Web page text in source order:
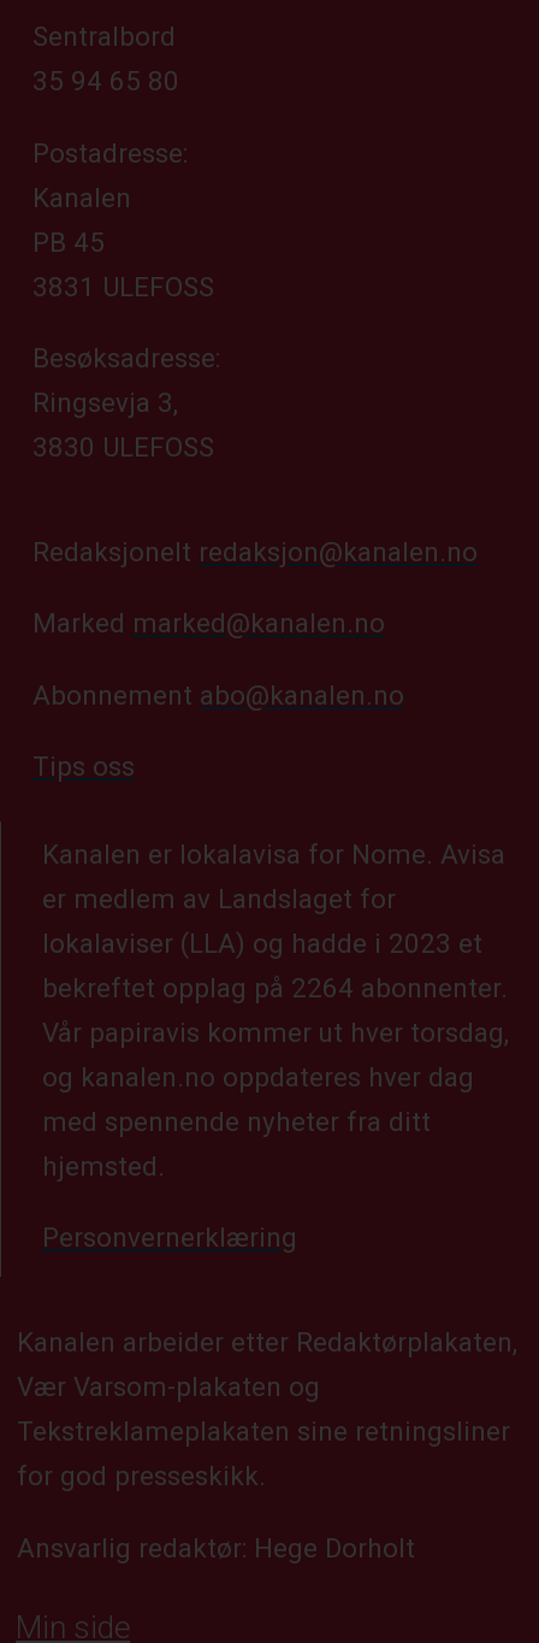
Sentralbord
35 94 65 80
Postadresse:
Kanalen
PB 45
3831 ULEFOSS
Besøksadresse:
Ringsevja 3,
3830 ULEFOSS
Redaksjonelt redaksjon@kanalen.no
Marked marked@kanalen.no
Abonnement abo@kanalen.no
Tips oss
Kanalen er lokalavisa for Nome. Avisa
er medlem av Landslaget for
lokalaviser (LLA) og hadde i 2023 et
bekreftet opplag på 2264 abonnenter.
Vår papiravis kommer ut hver torsdag,
og kanalen.no oppdateres hver dag
med spennende nyheter fra ditt
hjemsted.
Personvernerklæring
Kanalen arbeider etter Redaktørplakaten,
Vær Varsom-plakaten og
Tekstreklameplakaten sine retningsliner
for god presseskikk.
Ansvarlig redaktør: Hege Dorholt
Min side